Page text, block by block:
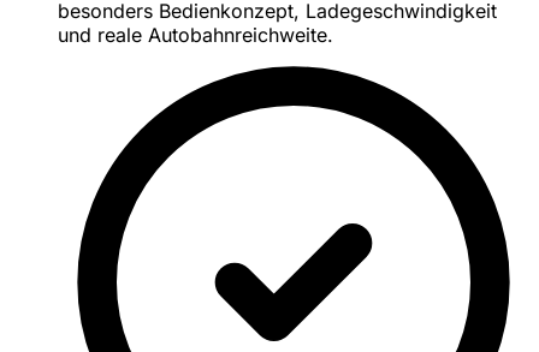
besonders Bedienkonzept, Ladegeschwindigkeit
und reale Autobahnreichweite.